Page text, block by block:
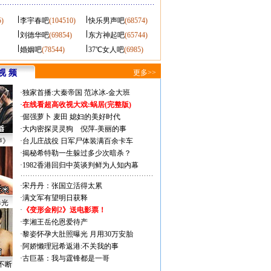
李宇春吧(104510) 快乐男声吧(68574)
刘德华吧(69854) 东方神起吧(65744)
婚姻吧(78544) 37℃女人吧(6985)
频 更多>>
断
·独家首播:大秦帝国 范冰冰-金大班
·在线看超高收视大戏:蜗居(完整版)
·倔强萝卜 麦田 媳妇的美好时代
·大内密探灵灵狗
倪萍-美丽的事
·台儿庄战役 日军尸体装满百余卡车
·揭秘希特勒一生躲过多少次暗杀？
·1982香港回归中英谈判鲜为人知内幕
·宋丹丹：张国立活得太累
·满文军有望明日获释
· 《变形金刚2》送电影票！
·李湘王岳伦恩爱待产
·黎姿怀孕大肚照曝光 月用30万安胎
·阿娇懒理冠希返港:不关我的事
·古巨基：我与霆锋都是一哥